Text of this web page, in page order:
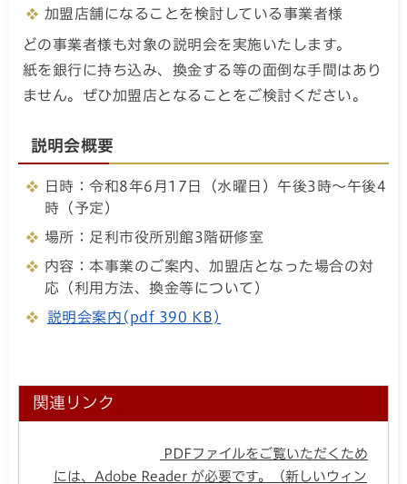
加盟店舗になることを検討している事業者様
どの事業者様も対象の説明会を実施いたします。
紙を銀行に持ち込み、換金する等の面倒な手間はあり
ません。ぜひ加盟店となることをご検討ください。
説明会概要
日時：令和8年6月17日（水曜日）午後3時～午後4
時（予定）
場所：足利市役所別館3階研修室
内容：本事業のご案内、加盟店となった場合の対
応（利用方法、換金等について）
説明会案内(pdf 390 KB)
関連リンク
PDFファイルをご覧いただくため
には、Adobe Reader が必要です。（新しいウィン